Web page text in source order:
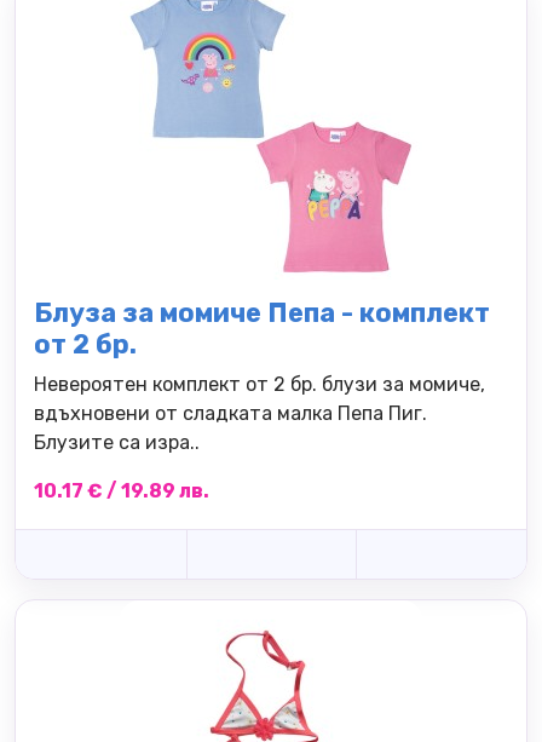
Блуза за момиче Пепа - комплект
от 2 бр.
Невероятен комплект от 2 бр. блузи за момиче,
вдъхновени от сладката малка Пепа Пиг.
Блузите са изра..
10.17 € / 19.89 лв.